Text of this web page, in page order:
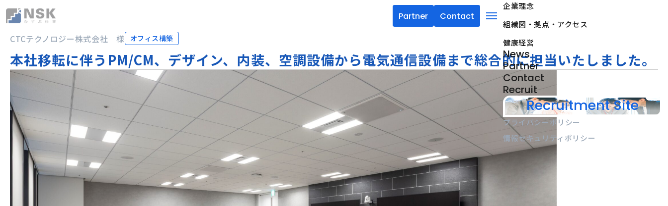
Partner Contact
menu
企業理念
組織図・拠点・アクセス
健康経営
News
Partner
Contact
Recruit
Recruitment Site
プライバシーポリシー
情報セキュリティポリシー
CTCテクノロジー株式会社 様 オフィス構築
本社移転に伴うPM/CM、デザイン、内装、空調設備から電気通信設備まで総合的に担当いたしました。